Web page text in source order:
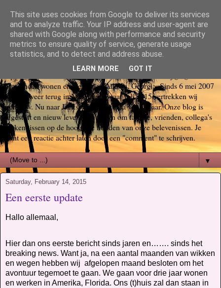
Bas, Sabina, Scott en Jill go
again USA
6 maanden wonen en werken in Atlanta, Georgia. Sinds 6 mei 2007
zijn we weer terug in Nederland, maar juli 2015 vertrekken wij
opnieuw. Nu naar Jacksonville, Florida voor 3 jaar. Onze blog is
afgestoft en nieuw leven ingeblazen om familie, vrienden, collega's
en kennissen op de hoogte te houden van onze belevenissen. Je
kunt een reactie achter laten door een "comment" te schrijven.
▼
Saturday, February 14, 2015
Een eerste update
Hallo allemaal,
Hier dan ons eerste bericht sinds jaren en……. sinds het
breaking news. Want ja, na een aantal maanden van wikken
en wegen hebben wij afgelopen maand besloten om het
avontuur tegemoet te gaan. We gaan voor drie jaar wonen
en werken in Amerika, Florida. Ons (t)huis zal dan staan in
This site uses cookies from Google to deliver its services
and to analyze traffic. Your IP address and user-agent are
shared with Google along with performance and security
metrics to ensure quality of service, generate usage
statistics, and to detect and address abuse.
LEARN MORE GOT IT